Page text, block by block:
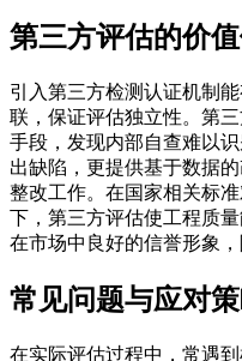
第三方评估的价
引入第三方检测认证机制
联，保证评估独立性。第
手段，发现内部自查难以
出缺陷，更提供基于数据
整改工作。在国家相关标
下，第三方评估使工程质
在市场中良好的信誉形象
常见问题与应对
在实际评估过程中，常遇